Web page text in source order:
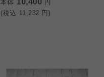
本体 10,400 円
(税込 11,232 円)